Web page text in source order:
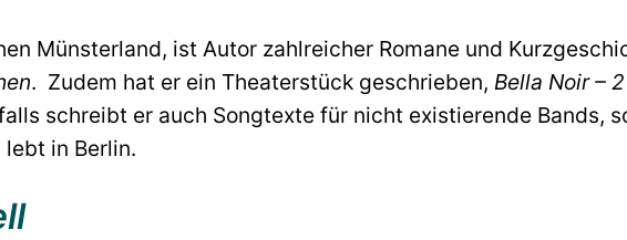
Münsterland, ist Autor zahlreicher Romane und
. Zudem hat er ein Theaterstück geschrieben, Bella Noir –
schreibt er auch Songtexte für nicht existierende Bands,
lebt in Berlin.